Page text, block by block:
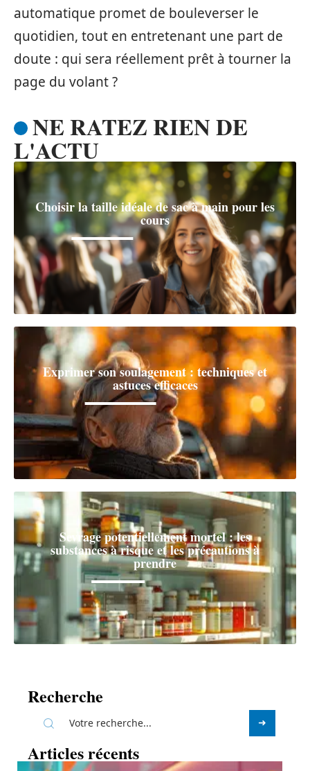
automatique promet de bouleverser le
quotidien, tout en entretenant une part de
doute : qui sera réellement prêt à tourner la
page du volant ?
NE RATEZ RIEN DE
L'ACTU
Choisir la taille idéale de sac à main pour les
cours
Exprimer son soulagement : techniques et
astuces efficaces
Sevrage potentiellement mortel : les
substances à risque et les précautions à
prendre
Recherche
Articles récents